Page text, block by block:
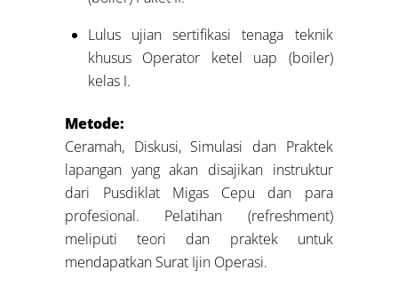
Lulus ujian sertifikasi tenaga teknik
khusus Operator ketel uap (boiler)
kelas I.
Metode:
Ceramah, Diskusi, Simulasi dan Praktek
lapangan yang akan disajikan instruktur
dari Pusdiklat Migas Cepu dan para
profesional. Pelatihan (refreshment)
meliputi teori dan praktek untuk
mendapatkan Surat Ijin Operasi.